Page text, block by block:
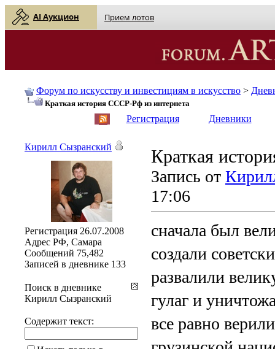
AI Аукцион Прием лотов
Форум по искусству и инвестициям в искусство >
Краткая история СССР-Рф из интернета
Регистрация Дневники
Краткая
Запись от
17:06
сначала был
создали
развалили
гулаг и
все равно
Кирилл Сызранский
Регистрация 26.07.2008
Адрес РФ, Самара
Сообщений 75,482
Записей в дневнике 133
Поиск в дневнике
Кирилл Сызранский
Содержит текст: